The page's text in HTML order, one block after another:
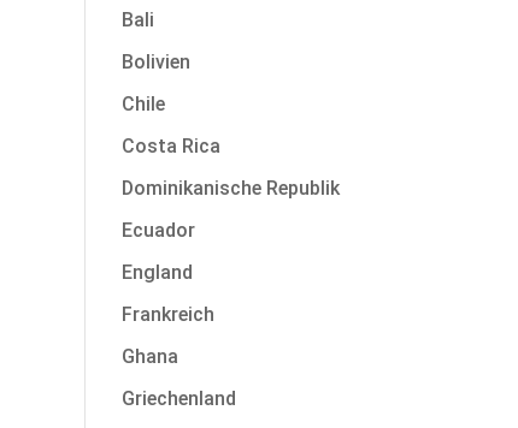
Bali
Bolivien
Chile
Costa Rica
Dominikanische Republik
Ecuador
England
Frankreich
Ghana
Griechenland